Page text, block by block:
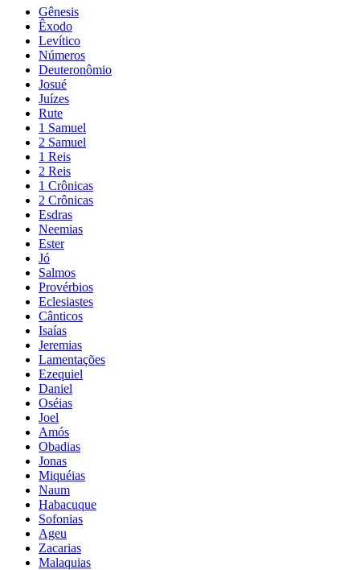
Gênesis
Êxodo
Levítico
Números
Deuteronômio
Josué
Juízes
Rute
1 Samuel
2 Samuel
1 Reis
2 Reis
1 Crônicas
2 Crônicas
Esdras
Neemias
Ester
Jó
Salmos
Provérbios
Eclesiastes
Cânticos
Isaías
Jeremias
Lamentações
Ezequiel
Daniel
Oséias
Joel
Amós
Obadias
Jonas
Miquéias
Naum
Habacuque
Sofonias
Ageu
Zacarias
Malaquias